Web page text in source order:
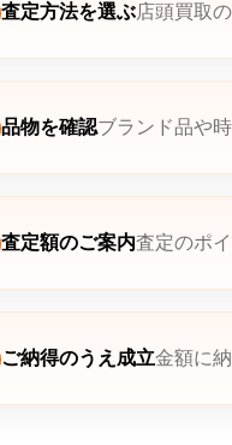
査定方法を選ぶ店頭買取
品物を確認ブランド品や
査定額のご案内査定のポ
ご納得のうえ成立金額に